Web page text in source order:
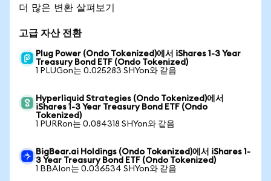
더 많은 변환 살펴보기
고급 자산 전환
Plug Power (Ondo Tokenized)에서 iShares 1-3 Year
Treasury Bond ETF (Ondo Tokenized)
1 PLUGon는 0.025283 SHYon와 같음
Hyperliquid Strategies (Ondo Tokenized)에서
iShares 1-3 Year Treasury Bond ETF (Ondo
Tokenized)
1 PURRon는 0.084318 SHYon와 같음
BigBear.ai Holdings (Ondo Tokenized)에서 iShares 1-
3 Year Treasury Bond ETF (Ondo Tokenized)
1 BBAIon는 0.036534 SHYon와 같음